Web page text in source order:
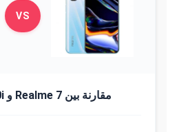
VS
مقارنة بين Realme 7 و Infinix Hot 30i